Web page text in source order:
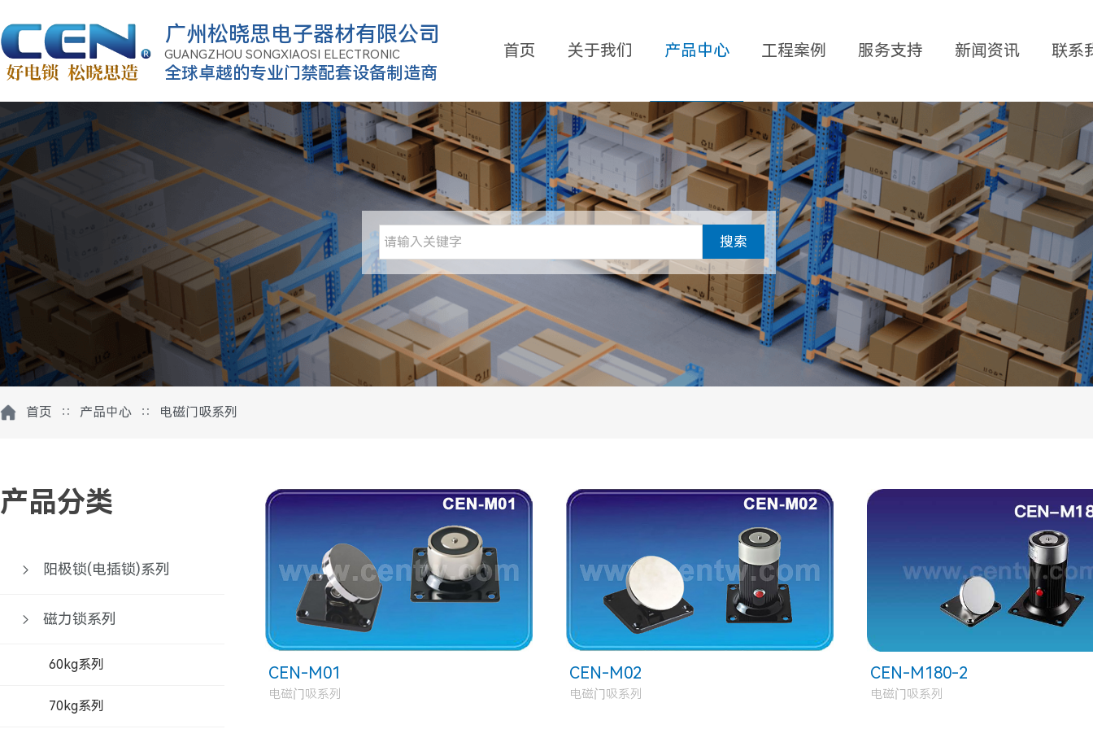
首页 关于我们 产品中心 工程案例 服务支持 新闻资讯 联系
广州松晓思电子器材有限公司
GUANGZHOU SONGXIAOSI ELECTRONIC
CO.,LTD
全球卓越的专业门禁配套设备制造商
搜索
首页 ∷ 产品中心 ∷ 电磁门吸系列
产品分类
CEN-M01
电磁门吸系列
CEN-M02
电磁门吸系列
CEN-M180-2
电磁门吸系列
阳极锁(电插锁)系列
磁力锁系列
60kg系列
70kg系列